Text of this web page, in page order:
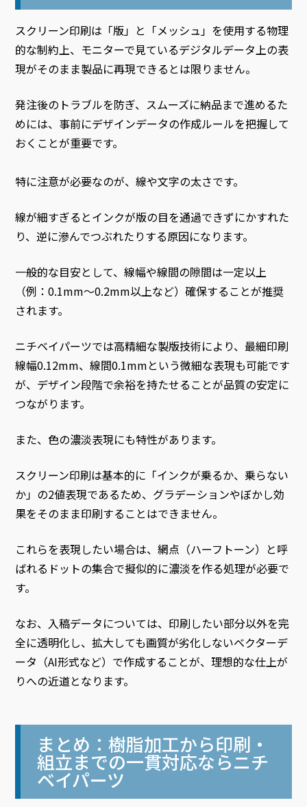
スクリーン印刷は「版」と「メッシュ」を使用する物理
的な制約上、モニターで見ているデジタルデータ上の表
現がそのまま製品に再現できるとは限りません。
発注後のトラブルを防ぎ、スムーズに納品まで進めるた
めには、事前にデザインデータの作成ルールを把握して
おくことが重要です。
特に注意が必要なのが、線や文字の太さです。
線が細すぎるとインクが版の目を通過できずにかすれた
り、逆に滲んでつぶれたりする原因になります。
一般的な目安として、線幅や線間の隙間は一定以上
（例：0.1mm〜0.2mm以上など）確保することが推奨
されます。
ニチベイパーツでは高精細な製版技術により、最細印刷
線幅0.12mm、線間0.1mmという微細な表現も可能です
が、デザイン段階で余裕を持たせることが品質の安定に
つながります。
また、色の濃淡表現にも特性があります。
スクリーン印刷は基本的に「インクが乗るか、乗らない
か」の2値表現であるため、グラデーションやぼかし効
果をそのまま印刷することはできません。
これらを表現したい場合は、網点（ハーフトーン）と呼
ばれるドットの集合で擬似的に濃淡を作る処理が必要で
す。
なお、入稿データについては、印刷したい部分以外を完
全に透明化し、拡大しても画質が劣化しないベクターデ
ータ（AI形式など）で作成することが、理想的な仕上が
りへの近道となります。
まとめ：樹脂加工から印刷・
組立までの一貫対応ならニチ
ベイパーツ